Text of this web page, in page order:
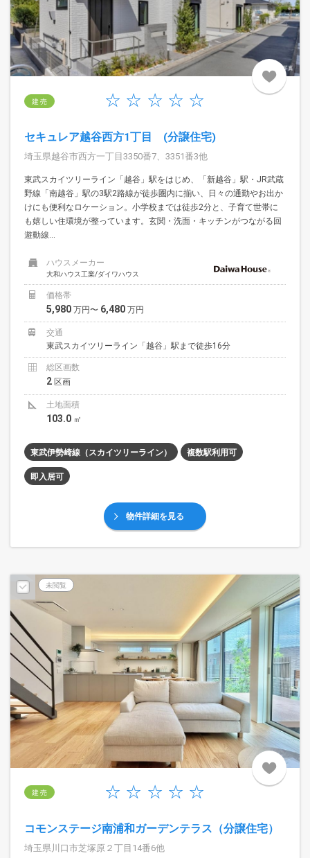
建 売
セキュレア越谷西方1丁目 (分譲住宅)
埼玉県越谷市西方一丁目3350番7、3351番3他
東武スカイツリーライン「越谷」駅をはじめ、「新越谷」駅・JR武蔵
野線「南越谷」駅の3駅2路線が徒歩圏内に揃い、日々の通勤やお出か
けにも便利なロケーション。小学校までは徒歩2分と、子育て世帯に
も嬉しい住環境が整っています。玄関・洗面・キッチンがつながる回
遊動線...
ハウスメーカー
大和ハウス工業/ダイワハウス
価格帯
5,980 万円〜 6,480 万円
交通
東武スカイツリーライン「越谷」駅まで徒歩16分
総区画数
2 区画
土地面積
103.0 ㎡
東武伊勢崎線（スカイツリーライン） 複数駅利用可
即入居可
物件詳細を見る
未閲覧
建 売
コモンステージ南浦和ガーデンテラス（分譲住宅）
埼玉県川口市芝塚原２丁目14番6他